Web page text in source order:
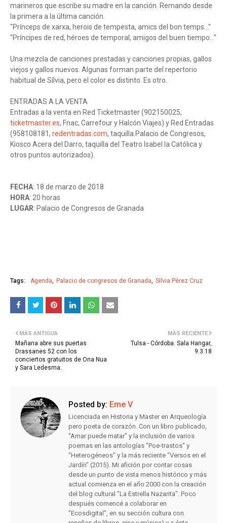
marineros que escribe su madre en la canción. Remando desde
la primera a la última canción.
"Prínceps de xarxa, herois de tempesta, amics del bon temps..."
"Príncipes de red, héroes de temporal, amigos del buen tiempo..."
Una mezcla de canciones prestadas y canciones propias, gallos
viejos y gallos nuevos. Algunas forman parte del repertorio
habitual de Sílvia, pero el color es distinto. Es otro.
ENTRADAS A LA VENTA
Entradas a la venta en Red Ticketmaster (902150025,
ticketmaster.es, Fnac, Carrefour y Halcón Viajes) y Red Entradas
(958108181, redentradas.com, taquilla Palacio de Congresos,
Kiosco Acera del Darro, taquilla del Teatro Isabel la Católica y
otros puntos autorizados).
FECHA: 18 de marzo de 2018
HORA: 20 horas
LUGAR: Palacio de Congresos de Granada
Tags: Agenda Palacio de congresos de Granada Silvia Pérez Cruz
MÁS RECIENTE
Tulsa - Córdoba. Sala Hangar,
9.3.18
MÁS ANTIGUA
Mañana abre sus puertas
Drassanes 52 con los
conciertos gratuitos de Ona Nua
y Sara Ledesma.
Posted by: Eme V
Licenciada en Historia y Master en Arqueología
pero poeta de corazón. Con un libro publicado,
"Amar puede matar" y la inclusión de varios
poemas en las antologías "Poe-trastos" y
"Heterogéneos" y la más reciente "Versos en el
Jardín" (2015). Mi afición por contar cosas
desde un punto de vista menos histórico y más
actual comienza en el año 2000 con la creación
del blog cultural "La Estrella Nazarita". Poco
después comencé a colaborar en
"Ecosdigital", en su sección cultura con